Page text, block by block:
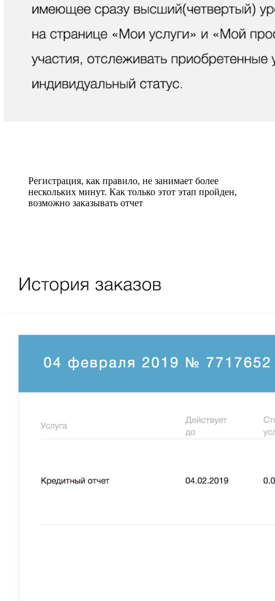
Регистрация, как правило, не занимает более
нескольких минут. Как только этот этап пройден,
возможно заказывать отчет